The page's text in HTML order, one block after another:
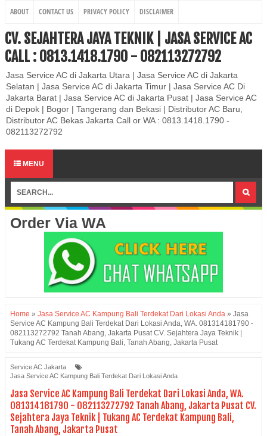
ABOUT CONTACT US PRIVACY POLICY DISCLAIMER
CV. SEJAHTERA JAYA TEKNIK | JASA SERVICE AC
CALL : 0813.1418.1790 - 082113272792
Jasa Service AC di Jakarta Utara | Jasa Service AC di Jakarta
Selatan | Jasa Service AC di Jakarta Timur | Jasa Service AC Di
Jakarta Barat | Jasa Service AC di Jakarta Pusat | Jasa Service AC
di Depok | Bogor | Tangerang dan Bekasi | Distributor AC Baru,
Distributor AC Bekas Jakarta Call or WA : 0813.1418.1790 -
082113272792
MENU
Order Via WA
Home » Jasa Service AC Kampung Bali Terdekat Dari Lokasi Anda » Jasa
Service AC Kampung Bali Terdekat Dari Lokasi Anda, WA. 081314181790 -
082113272792 Tanah Abang, Jakarta Pusat CV. Sejahtera Jaya Teknik |
Tukang AC Terdekat Kampung Bali, Tanah Abang, Jakarta Pusat
Service AC Jakarta
Jasa Service AC Kampung Bali Terdekat Dari Lokasi Anda
Jasa Service AC Kampung Bali Terdekat Dari Lokasi Anda, WA.
081314181790 - 082113272792 Tanah Abang, Jakarta Pusat CV.
Sejahtera Jaya Teknik | Tukang AC Terdekat Kampung Bali,
Tanah Abang, Jakarta Pusat